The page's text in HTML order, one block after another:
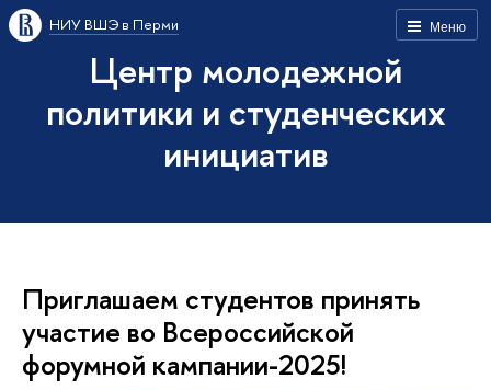
Меню
НИУ ВШЭ в Перми
Центр молодежной
политики и студенческих
инициатив
Приглашаем студентов принять
участие во Всероссийской
форумной кампании-2025!